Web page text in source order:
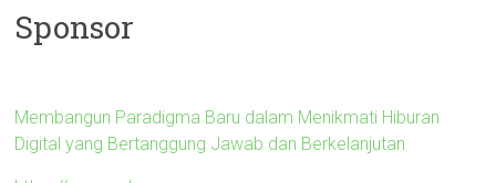
Sponsor
Membangun Paradigma Baru dalam Menikmati Hiburan
Digital yang Bertanggung Jawab dan Berkelanjutan